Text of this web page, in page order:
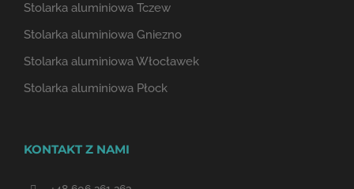
Stolarka aluminiowa Tczew
Stolarka aluminiowa Gniezno
Stolarka aluminiowa Włocławek
Stolarka aluminiowa Płock
KONTAKT Z NAMI